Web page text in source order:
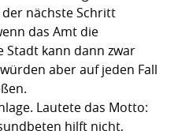
nächste Schritt
das Amt die
Stadt kann dann zwar
aber auf jeden Fall
Lautete das Motto:
hilft nicht,